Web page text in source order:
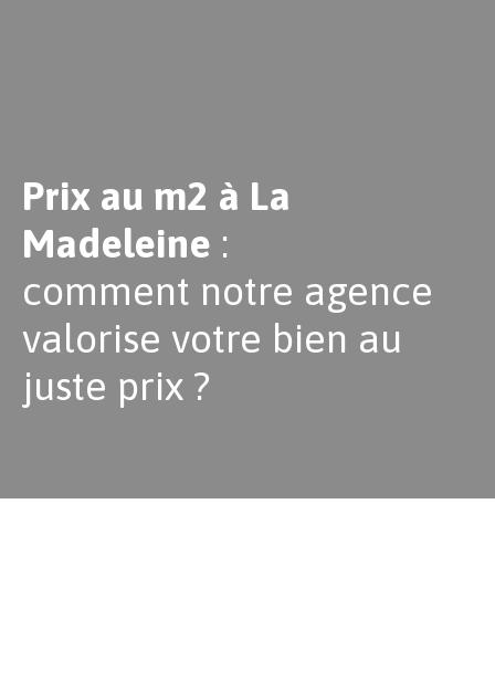
Prix au m2 à La
Madeleine :
comment notre agence
valorise votre bien au
juste prix ?